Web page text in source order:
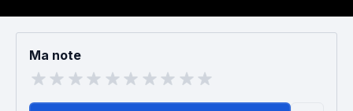
Ma note